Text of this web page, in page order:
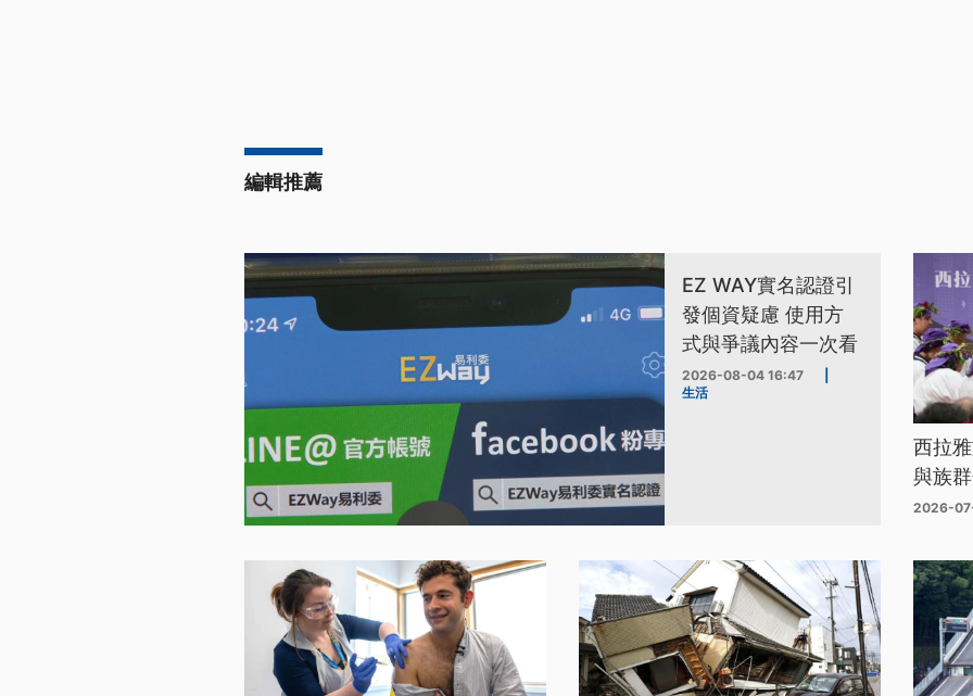
編輯推薦
EZ WAY實名認證引
發個資疑慮 使用方
式與爭議內容一次看
2026-08-04 16:47
生活
西拉
與族
2026-